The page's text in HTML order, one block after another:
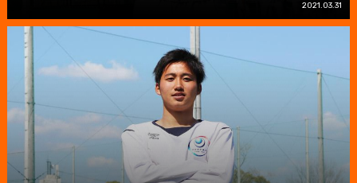
2021.03.31